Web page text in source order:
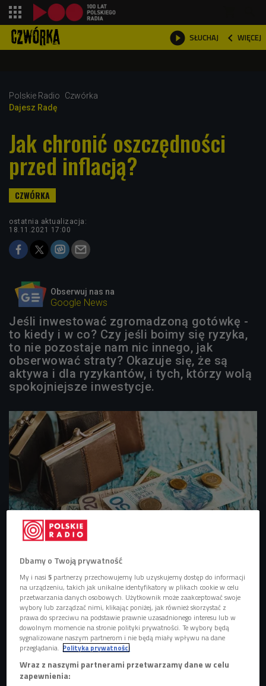
 SŁUCHAJ  WIĘCEJ

Polskie Radio
Czwórka
Dajesz Radę
Jak chronić oszczędności
przed inflacją?
ostatnia aktualizacja:
18.11.2021 17:00
Obserwuj nas na
Google News
Jeśli inwestować zgromadzoną gotówkę -
to kiedy i w co? Czy jeśli boimy się ryzyka,
to nie pozostaje nam nic innego, jak
obserwować straty? Okazuje się, że są
aktywa i dla ryzykantów, i tych, którzy wolą
spokojniejsze inwestycje.
Skąd się bierze inflacja i czy zniszczy oszczędności Polaków?
Lisavetta/shutterstock.com
Dbamy o Twoją prywatność
My i nasi5 partnerzy przechowujemy lub uzyskujemy dostęp do informacji
na urządzeniu, takich jak unikalne identyfikatory w plikach cookie w celu
przetwarzania danych osobowych. Użytkownik może zaakceptować swoje
wybory lub zarządzać nimi, klikając poniżej, jak również skorzystać z
prawa do sprzeciwu na podstawie prawnie uzasadnionego interesu lub w
dowolnym momencie na stronie polityki prywatności. Te wybory będą
sygnalizowane naszym partnerom i nie będą miały wpływu na dane
przeglądania. Polityka prywatności
Wraz z naszymi partnerami przetwarzamy dane w celu
zapewnienia: